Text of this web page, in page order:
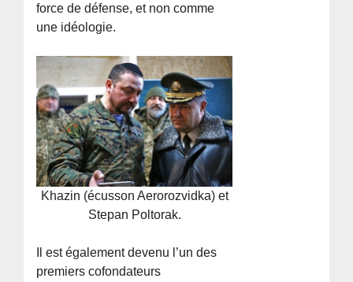
force de défense, et non comme
une idéologie.
Khazin (écusson Aerorozvidka) et
Stepan Poltorak.
Il est également devenu l’un des
premiers cofondateurs